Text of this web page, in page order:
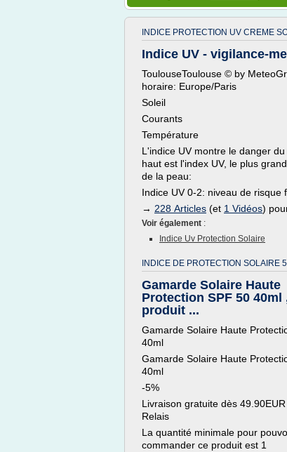
INDICE PROTECTION UV CREME
Indice UV - vigilance-
ToulouseToulouse © by
horaire: Europe/Paris
Soleil
Courants
Température
L'indice UV montre le danger
haut est l'index UV, le plus
de la peau:
Indice UV 0-2: niveau de risque
→ 228 Articles (et 1 Vidéos)
Voir également :
Indice Uv Protection Solaire
INDICE DE PROTECTION SOLAIRE
Gamarde Solaire Haute
Protection SPF 50 40ml
produit ...
Gamarde Solaire Haute
40ml
Gamarde Solaire Haute
40ml
-5%
Livraison gratuite dès
Relais
La quantité minimale pour
commander ce produit est 1